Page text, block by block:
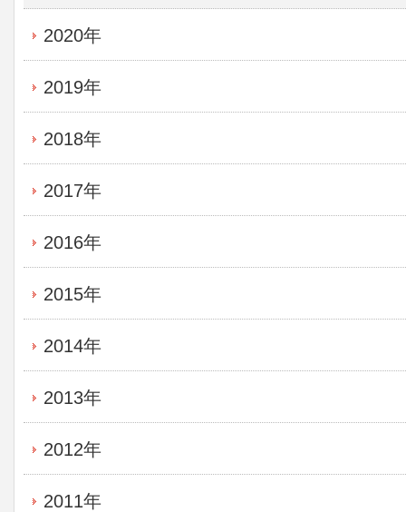
2020年
2019年
2018年
2017年
2016年
2015年
2014年
2013年
2012年
2011年